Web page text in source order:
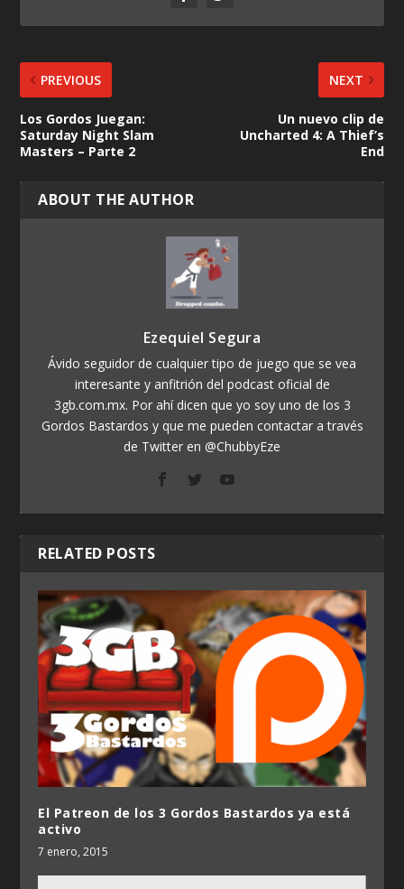
PREVIOUS
Los Gordos Juegan:
Saturday Night Slam
Masters – Parte 2
NEXT
Un nuevo clip de
Uncharted 4: A Thief’s
End
ABOUT THE AUTHOR
Ezequiel Segura
Ávido seguidor de cualquier tipo de juego que se vea
interesante y anfitrión del podcast oficial de
3gb.com.mx. Por ahí dicen que yo soy uno de los 3
Gordos Bastardos y que me pueden contactar a través
de Twitter en @ChubbyEze
RELATED POSTS
El Patreon de los 3 Gordos Bastardos ya está
activo
7 enero, 2015